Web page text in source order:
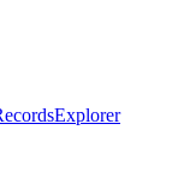
Explorer